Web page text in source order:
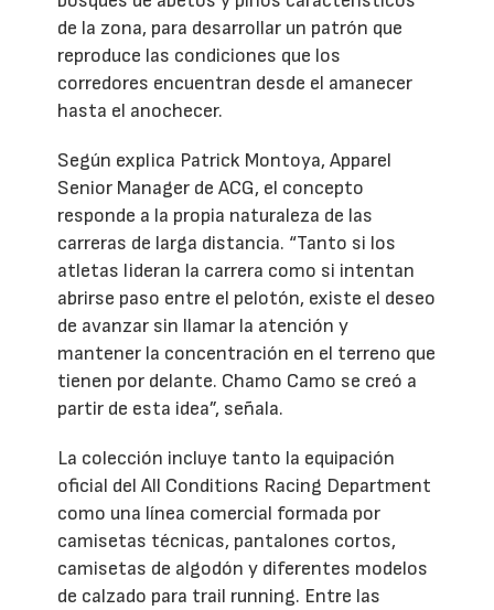
de la zona, para desarrollar un patrón que
reproduce las condiciones que los
corredores encuentran desde el amanecer
hasta el anochecer.
Según explica Patrick Montoya, Apparel
Senior Manager de ACG, el concepto
responde a la propia naturaleza de las
carreras de larga distancia. “Tanto si los
atletas lideran la carrera como si intentan
abrirse paso entre el pelotón, existe el deseo
de avanzar sin llamar la atención y
mantener la concentración en el terreno que
tienen por delante. Chamo Camo se creó a
partir de esta idea”, señala.
La colección incluye tanto la equipación
oficial del All Conditions Racing Department
como una línea comercial formada por
camisetas técnicas, pantalones cortos,
camisetas de algodón y diferentes modelos
de calzado para trail running. Entre las